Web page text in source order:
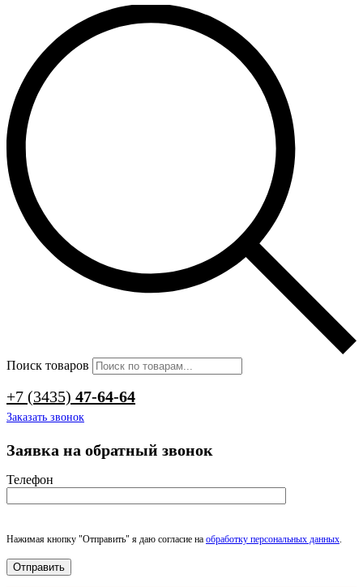
Поиск товаров
+7 (3435) 47-64-64
Заказать звонок
Заявка на обратный звонок
Телефон
Нажимая кнопку "Отправить" я даю согласие на обработку персональных данных